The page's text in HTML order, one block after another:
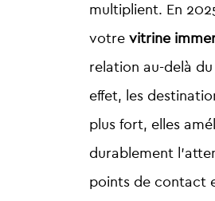
multiplient. En
votre vitrine
relation au-delà
effet, les
plus fort, elles
durablement
points de contact